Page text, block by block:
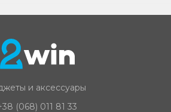
и аксессуары
(068) 011 81 33